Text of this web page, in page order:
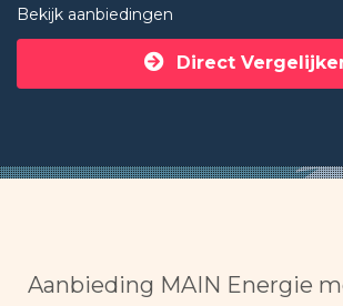
Bekijk aanbiedingen
Direct
Aanbieding MAIN Energie